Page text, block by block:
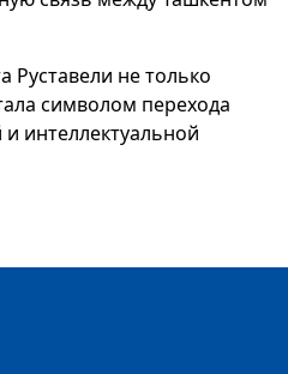
не только
символом перехода
интеллектуальной